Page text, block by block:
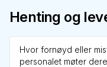
Henting og
Hvor fornøyd eller
personalet møter